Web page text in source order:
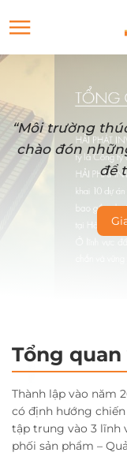
“Môi trường
chào đón
để
Tổng
Thành lập vào năm
có định hướng
tập trung vào 3 lĩnh
phối sản phẩm –